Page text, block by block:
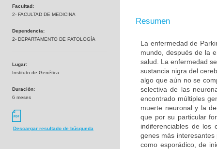
Facultad:
2- FACULTAD DE MEDICINA
Dependencia:
2- DEPARTAMENTO DE PATOLOGÍA
Lugar:
Instituto de Genética
Duración:
6 meses
Descargar resultado de búsqueda
Resumen
La enfermedad de
mundo, después de la
salud. La enfermedad
sustancia nigra del
algo que aún no se
selectiva de las
encontrado múltiples
muerte neuronal y la
que por su particular
indiferenciables de los
genes más
como esporádico, de